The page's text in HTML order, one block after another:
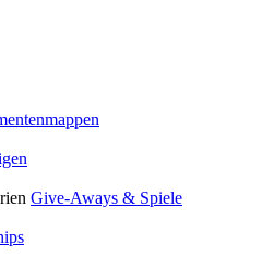
Give-Aways & Spiele